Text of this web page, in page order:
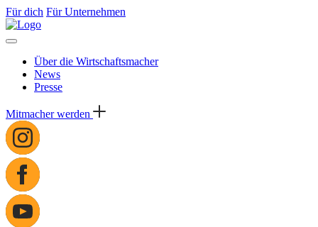
Für dich Für Unternehmen
Über die Wirtschaftsmacher
News
Presse
Mitmacher werden